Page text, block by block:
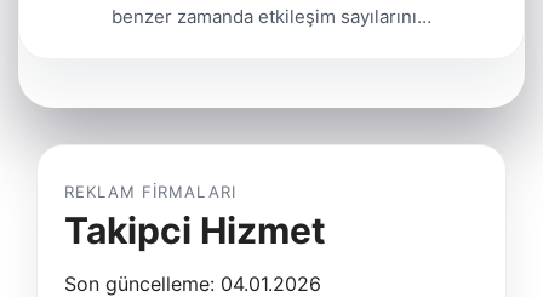
benzer zamanda etkileşim sayılarını…
REKLAM FIRMALARI
Takipci Hizmet
Son güncelleme: 04.01.2026